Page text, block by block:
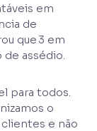
em
de
que 3 em
de assédio.
para todos.
o
e não